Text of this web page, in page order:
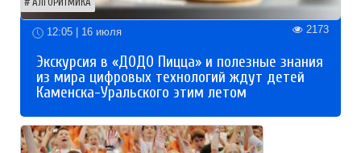
АЛГОРИТМИКА
12:05 | 16 июля 2173
Экскурсия в «ДОДО Пицца» и полезные знания
из мира цифровых технологий ждут детей
Каменска-Уральского этим летом